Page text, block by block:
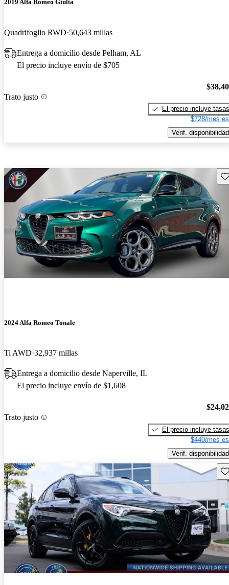
2019 Alfa Romeo Giulia
Quadrifoglio RWD 50,643 millas
Entrega a domicilio desde Pelham, AL
El precio incluye envío de $705
Trato justo
El precio incluye tasas
$728/mes
Verif. disponibilidad
2024 Alfa Romeo Tonale
Ti AWD 32,937 millas
Entrega a domicilio desde Naperville, IL
El precio incluye envío de $1,608
Trato justo
El precio incluye tasas
$440/mes
Verif. disponibilidad